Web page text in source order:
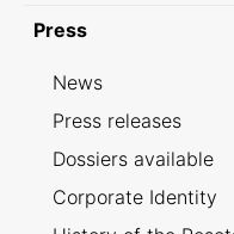
Press
News
Press releases
Dossiers available
Corporate Identity